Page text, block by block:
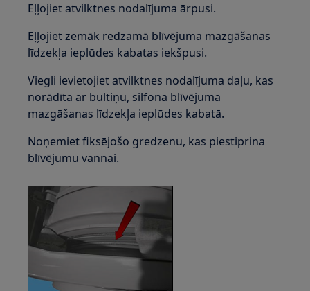
Eļļojiet atvilktnes nodalījuma ārpusi.
Eļļojiet zemāk redzamā blīvējuma mazgāšanas
līdzekļa ieplūdes kabatas iekšpusi.
Viegli ievietojiet atvilktnes nodalījuma daļu, kas
norādīta ar bultiņu, silfona blīvējuma
mazgāšanas līdzekļa ieplūdes kabatā.
Noņemiet fiksējošo gredzenu, kas piestiprina
blīvējumu vannai.